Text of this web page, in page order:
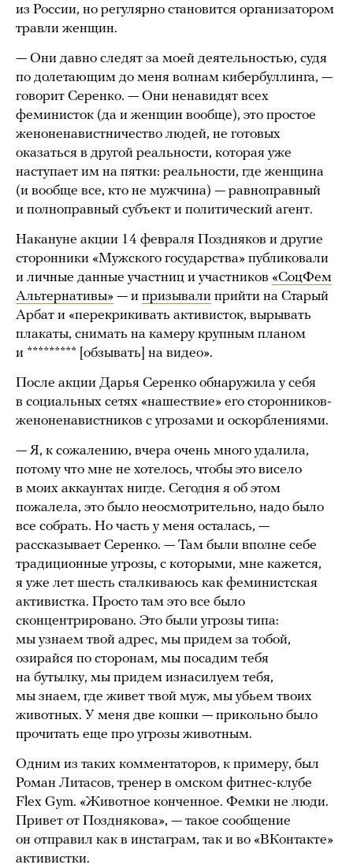
из России, но регулярно становится организатором
травли женщин.
— Они давно следят за моей деятельностью, судя
по долетающим до меня волнам кибербуллинга, —
говорит Серенко. — Они ненавидят всех
феминисток (да и женщин вообще), это простое
женоненавистничество людей, не готовых
оказаться в другой реальности, которая уже
наступает им на пятки: реальности, где женщина
(и вообще все, кто не мужчина) — равноправный
и полноправный субъект и политический агент.
Накануне акции 14 февраля Поздняков и другие
сторонники «Мужского государства» публиковали
и личные данные участниц и участников «СоцФем
Альтернативы» — и призывали прийти на Старый
Арбат и «перекрикивать активисток, вырывать
плакаты, снимать на камеру крупным планом
и ********* [обзывать] на видео».
После акции Дарья Серенко обнаружила у себя
в социальных сетях «нашествие» его сторонников-
женоненавистников с угрозами и оскорблениями.
— Я, к сожалению, вчера очень много удалила,
потому что мне не хотелось, чтобы это висело
в моих аккаунтах нигде. Сегодня я об этом
пожалела, это было неосмотрительно, надо было
все собрать. Но часть у меня осталась, —
рассказывает Серенко. — Там были вполне себе
традиционные угрозы, с которыми, мне кажется,
я уже лет шесть сталкиваюсь как феминистская
активистка. Просто там это все было
сконцентрировано. Это были угрозы типа:
мы узнаем твой адрес, мы придем за тобой,
озирайся по сторонам, мы посадим тебя
на бутылку, мы придем изнасилуем тебя,
мы знаем, где живет твой муж, мы убьем твоих
животных. У меня две кошки — прикольно было
прочитать еще про угрозы животным.
Одним из таких комментаторов, к примеру, был
Роман Литасов, тренер в омском фитнес-клубе
Flex Gym. «Животное конченное. Фемки не люди.
Привет от Позднякова», — такое сообщение
он отправил как в инстаграм, так и во «ВКонтакте»
активистки.